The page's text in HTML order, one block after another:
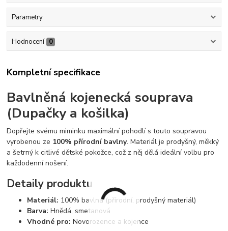
Parametry
Hodnocení 0
Kompletní specifikace
Bavlněná kojenecká souprava
(Dupačky a košilka)
Dopřejte svému miminku maximální pohodlí s touto soupravou
vyrobenou ze 100% přírodní bavlny. Materiál je prodyšný, měkký
a šetrný k citlivé dětské pokožce, což z něj dělá ideální volbu pro
každodenní nošení.
Detaily produktu
Materiál: 100% bavlna (přírodní, prodyšný materiál)
Barva: Hnědá, smetanová
Vhodné pro: Novorozence a kojence